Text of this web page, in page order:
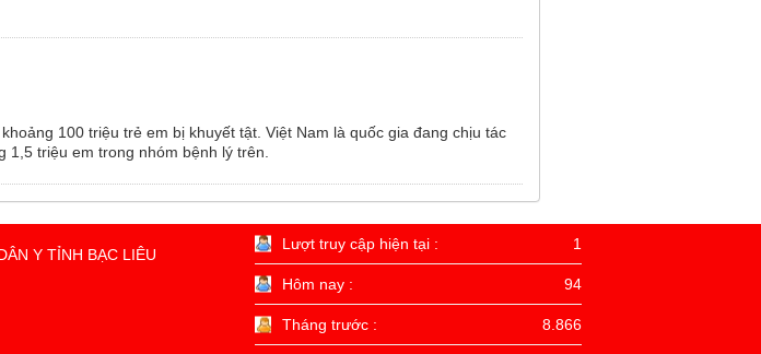
100 triệu trẻ em bị khuyết tật. Việt Nam là quốc gia đang chịu tác
triệu em trong nhóm bệnh lý trên.
Y TỈNH BẠC LIÊU
Lượt truy cập hiện tại : 1
Hôm nay : 94
Tháng trước : 8.866